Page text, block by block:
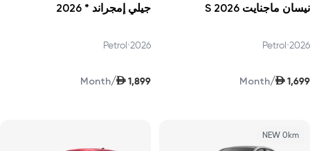
نيسان ماجنايت S 2026
2026
•
Petrol
AED 1,699
/
Month
جيلي إمجراند * 2026
2026
•
Petrol
AED 1,899
/
Month
NEW 0km